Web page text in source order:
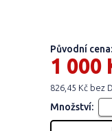
Původní
1 000
826,45 Kč bez
Množství: